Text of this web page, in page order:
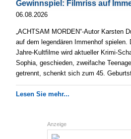
Gewinnspiel: Filmriss auf
06.08.2026
„ACHTSAM MORDEN“-Autor Karsten
auf dem legendären Immenhof spielen.
Jahre-Kultfilme wird aktueller Krimi-
Sophia, geschieden, zweifache
getrennt, schenkt sich zum 45.
Lesen Sie mehr...
Anzeige